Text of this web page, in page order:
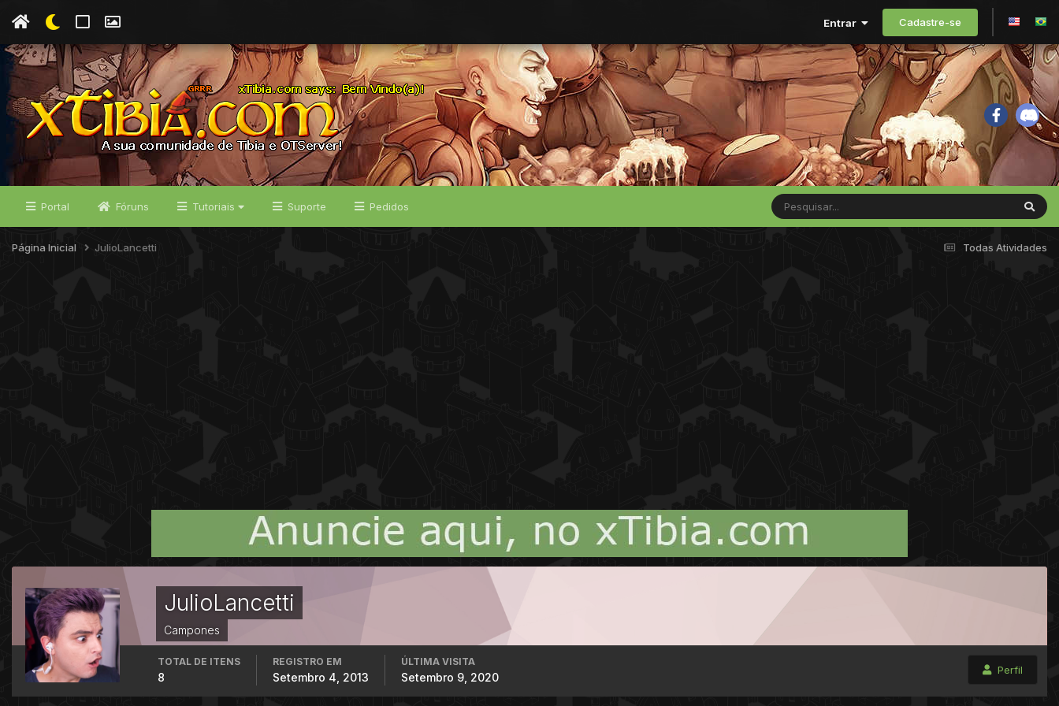
Entrar Cadastre-se
Portal Fóruns Tutoriais Suporte Pedidos
Todas Atividades
Página Inicial JulioLancetti
JulioLancetti
Campones
Perfil
TOTAL DE ITENS
8
REGISTRO EM
Setembro 4, 2013
ÚLTIMA VISITA
Setembro 9, 2020